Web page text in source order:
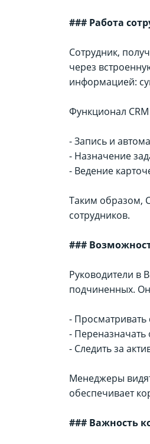
### Работа
Сотрудник,
через
информацией:
Функционал
- Запись и
- Назначение
- Ведение
Таким образом,
сотрудников.
###
Руководители в
подчиненных.
- Просматривать
- Переназначать
- Следить за
Менеджеры
обеспечивает
### Важность